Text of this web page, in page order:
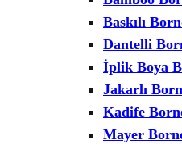
Baskılı
Dantelli
İplik Boya
Jakarlı
Kadife
Mayer